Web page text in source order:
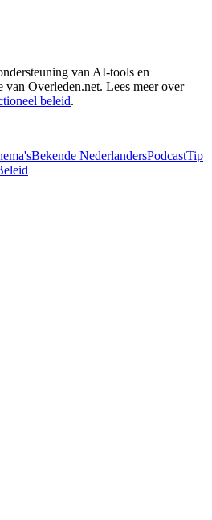
van AI-tools en
van Overleden.net. Lees meer over
beleid.
Bekende NederlandersPodcastTip